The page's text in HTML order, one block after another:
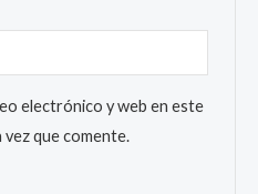
electrónico y web en este
que comente.